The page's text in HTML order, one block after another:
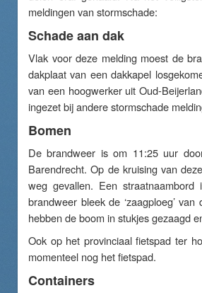
meldingen van stormschade:
Schade aan dak
Vlak voor deze melding moest de
dakplaat van een dakkapel
van een hoogwerker uit Oud-
ingezet bij andere stormschade
Bomen
De brandweer is om 11:25 uur
Barendrecht. Op de kruising van
weg gevallen. Een
brandweer bleek de ‘zaagploeg’
hebben de boom in stukjes gezaagd
Ook op het provinciaal fietspad ter
momenteel nog het fietspad.
Containers